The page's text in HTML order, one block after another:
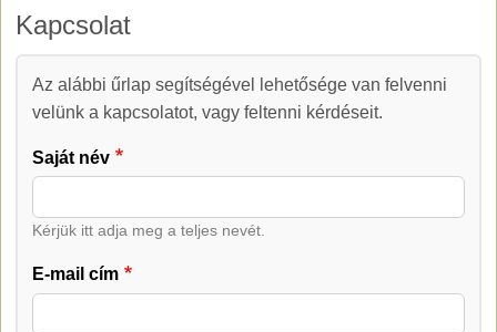
Kapcsolat
Kapcsolat
Az alábbi űrlap segítségével lehetősége van felvenni
velünk a kapcsolatot, vagy feltenni kérdéseit.
Saját név
Kérjük itt adja meg a teljes nevét.
E-mail cím